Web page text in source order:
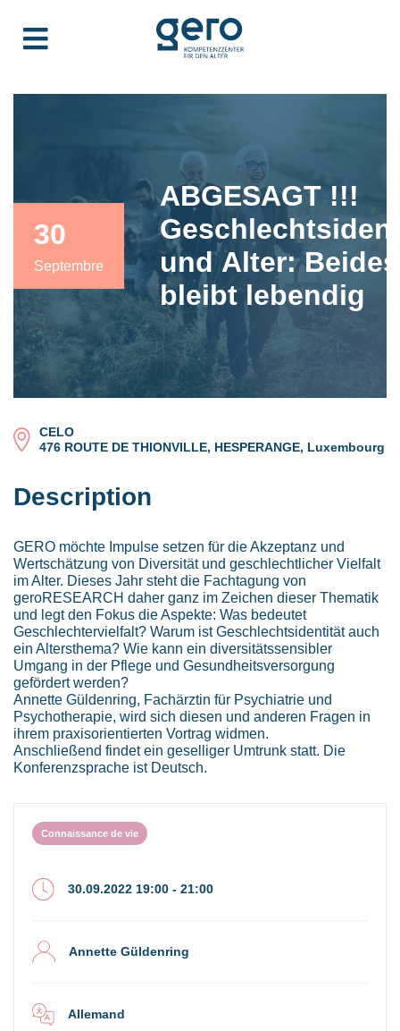
30
Septembre
ABGESAGT !!!
und Alter: Beides
bleibt lebendig
CELO
476 ROUTE DE THIONVILLE, HESPERANGE, Luxembourg
Description
GERO möchte Impulse setzen für die Akzeptanz und
Wertschätzung von Diversität und geschlechtlicher Vielfalt
im Alter. Dieses Jahr steht die Fachtagung von
geroRESEARCH daher ganz im Zeichen dieser Thematik
und legt den Fokus die Aspekte: Was bedeutet
Geschlechtervielfalt? Warum ist Geschlechtsidentität auch
ein Altersthema? Wie kann ein diversitätssensibler
Umgang in der Pflege und Gesundheitsversorgung
gefördert werden?
Annette Güldenring, Fachärztin für Psychiatrie und
Psychotherapie, wird sich diesen und anderen Fragen in
ihrem praxisorientierten Vortrag widmen.
Anschließend findet ein geselliger Umtrunk statt. Die
Konferenzsprache ist Deutsch.
Connaissance de vie
30.09.2022 19:00 - 21:00
Annette Güldenring
Allemand